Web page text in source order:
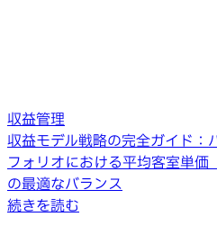
収益管理
収益モデル戦略の完全ガイド：
フォリオにおける平均客室単価
の最適なバランス
続きを読む